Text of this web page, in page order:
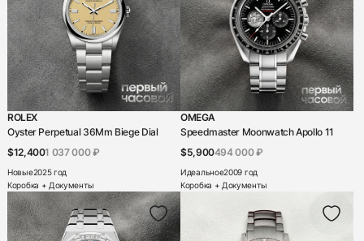
ROLEX
Oyster Perpetual 36Mm Biege Dial
$12,4001 037 000 ₽
Новые2025 год
Коробка + Документы
OMEGA
Speedmaster Moonwatch Apollo 11
$5,900494 000 ₽
Идеальное2009 год
Коробка + Документы